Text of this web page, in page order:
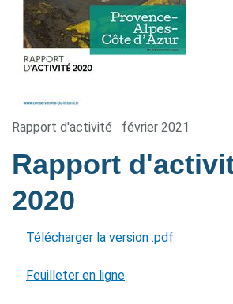
Rapport d'activité février 2021
Rapport
2020
Télécharger la version .pdf
Feuilleter en ligne